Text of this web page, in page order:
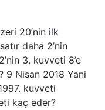
20’nin ilk
daha 2’nin
3. kuvveti 8’e
9 Nisan 2018 Yani
kuvveti
kaç eder?